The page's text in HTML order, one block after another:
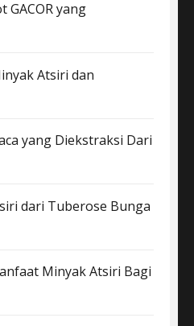
GACOR yang
Atsiri dan
yang Diekstraksi Dari
dari Tuberose Bunga
Minyak Atsiri Bagi